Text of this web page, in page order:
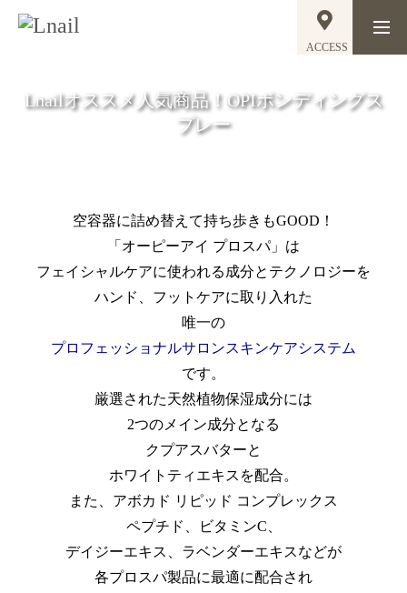
ACCESS
Lnailオススメ人気商品！OPIボンディングス
プレー
空容器に詰め替えて持ち歩きもGOOD！
「オーピーアイ プロスパ」は
フェイシャルケアに使われる成分とテクノロジーを
ハンド、フットケアに取り入れた
唯一の
プロフェッショナルサロンスキンケアシステム
です。
厳選された天然植物保湿成分には
2つのメイン成分となる
クプアスバターと
ホワイトティエキスを配合。
また、アボカド リピッド コンプレックス
ペプチド、ビタミンC、
デイジーエキス、ラベンダーエキスなどが
各プロスパ製品に最適に配合され